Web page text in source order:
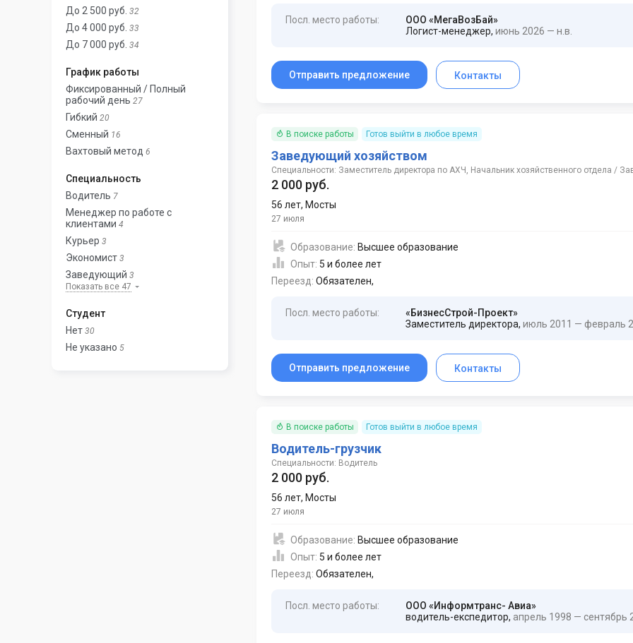
До 2 500 руб. 32
До 4 000 руб. 33
До 7 000 руб. 34
График работы
Фиксированный / Полный
рабочий день 27
Гибкий 20
Сменный 16
Вахтовый метод 6
Специальность
Водитель 7
Менеджер по работе с
клиентами 4
Курьер 3
Экономист 3
Заведующий 3
Показать все 47
Студент
Нет 30
Не указано 5
Посл. место работы:
ООО «МегаВозБай»
Логист-менеджер, июнь 2026 — н.в.
Отправить предложение Контакты
В поиске работы Готов выйти в любое время
Заведующий хозяйством
Специальности: Заместитель директора по АХЧ, Начальник хозяйственного отдела /
2 000 руб.
56 лет, Мосты
27 июля
Образование: Высшее образование
Опыт: 5 и более лет
Переезд: Обязателен,
Посл. место работы:
«БизнесСтрой-Проект»
Заместитель директора, июль 2011 — февраль
Отправить предложение Контакты
В поиске работы Готов выйти в любое время
Водитель-грузчик
Специальности: Водитель
2 000 руб.
56 лет, Мосты
27 июля
Образование: Высшее образование
Опыт: 5 и более лет
Переезд: Обязателен,
Посл. место работы:
ООО «Информтранс- Авиа»
водитель-експедитор, апрель 1998 — сентябрь